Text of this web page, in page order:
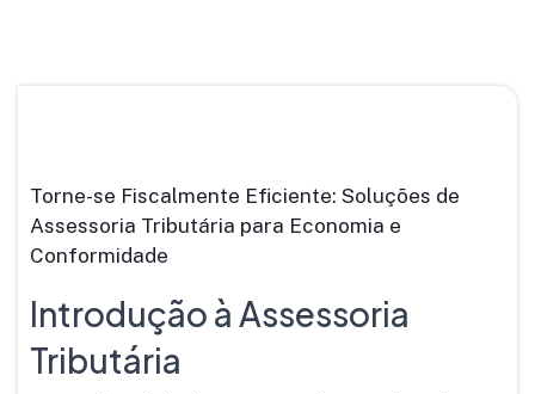
Torne-se Fiscalmente Eficiente: Soluções de
Assessoria Tributária para Economia e
Conformidade
Introdução à Assessoria
Tributária